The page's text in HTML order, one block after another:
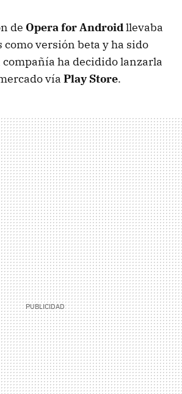
de Opera for Androidllevaba
como versión beta y ha sido
compañía ha decidido lanzarla
vía Play Store.